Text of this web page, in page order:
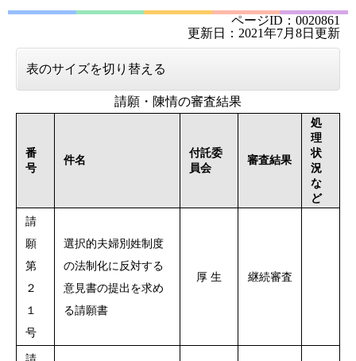
ページID：0020861
更新日：2021年7月8日更新
表のサイズを切り替える
請願・陳情の審査結果
番
号
件名
付託委
員会
審査結果
処
理
状
況
な
ど
請
願
第
２
１
号
選択的夫婦別姓制度
の法制化に反対する
意見書の提出を求め
る請願書
厚 生 継続審査